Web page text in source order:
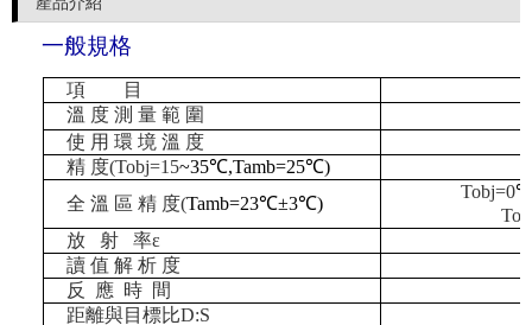
一般規格
項 目
溫 度 測 量 範 圍
使 用 環 境 溫 度
精 度(Tobj=15~35℃,Tamb=25℃)
全 溫 區 精 度(Tamb=23℃±3℃)
Tobj=0
放
射 率ε
讀 值 解 析 度
反
應 時 間
距離與目標比D:S